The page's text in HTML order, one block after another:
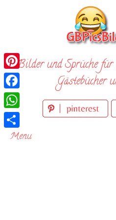
Bilder und Sprüche für
Gästebücher
Menu
Pinterest
Facebook
WhatsApp
Teilen